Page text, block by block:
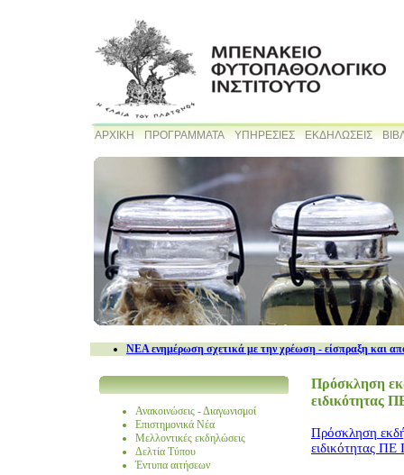
ΑΡΧΙΚΗ ΠΡΟΓΡΑΜΜΑΤΑ ΥΠΗΡΕΣΙΕΣ ΕΚΔΗΛΩΣΕΙΣ
NEA ενημέρωση σχετικά με την χρέωση - είσπραξη και
Ανακοινώσεις - Διαγωνισμοί
Επιστημονικά Νέα
Μελλοντικές εκδηλώσεις
Δελτία Τύπου
Έντυπα αιτήσεων
Πρόσκληση
ειδικότητας
Πρόσκληση
ειδικότητας